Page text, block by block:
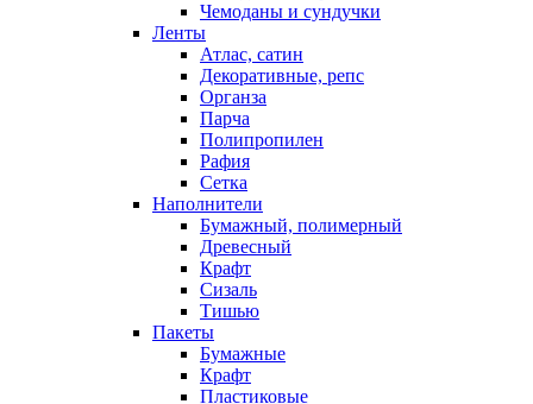
Чемоданы и сундучки
Ленты
Атлас, сатин
Декоративные, репс
Органза
Парча
Полипропилен
Рафия
Сетка
Наполнители
Бумажный, полимерный
Древесный
Крафт
Сизаль
Тишью
Пакеты
Бумажные
Крафт
Пластиковые